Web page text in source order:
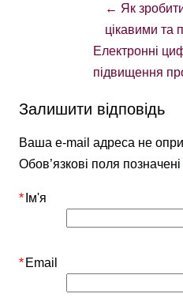
← Як
цікавими та
Електронні
підвищення
Залишити відповідь
Ваша e-mail адреса не
Обов’язкові поля
Ім'я
*
Email
*